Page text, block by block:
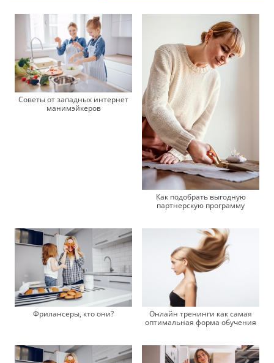
Советы от западных интернет
манимэйкеров
Как подобрать выгодную
партнерскую программу
Фрилансеры, кто они?
Онлайн тренинги как самая
оптимальная форма обучения